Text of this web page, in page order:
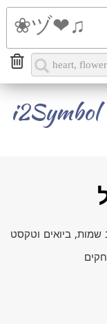
i2Symbol
ביואים וטקסט